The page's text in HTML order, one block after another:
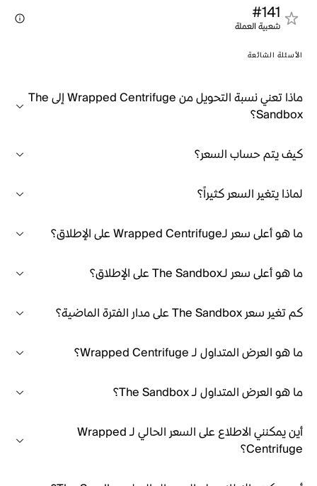
#141
شعبية العملة
الأسئلة الشائعة
ماذا تعني نسبة التحويل من Wrapped Centrifuge إلى The
Sandbox؟
كيف يتم حساب السعر؟
لماذا يتغير السعر كثيراً؟
ما هو أعلى سعر لـWrapped Centrifuge على الإطلاق؟
ما هو أعلى سعر لـThe Sandbox على الإطلاق؟
كم تغير سعر The Sandbox على مدار الفترة الماضية؟
ما هو العرض المتداول لـ Wrapped Centrifuge؟
ما هو العرض المتداول لـ The Sandbox؟
أين يمكنني الاطلاع على السعر الحالي لـ Wrapped
Centrifuge؟